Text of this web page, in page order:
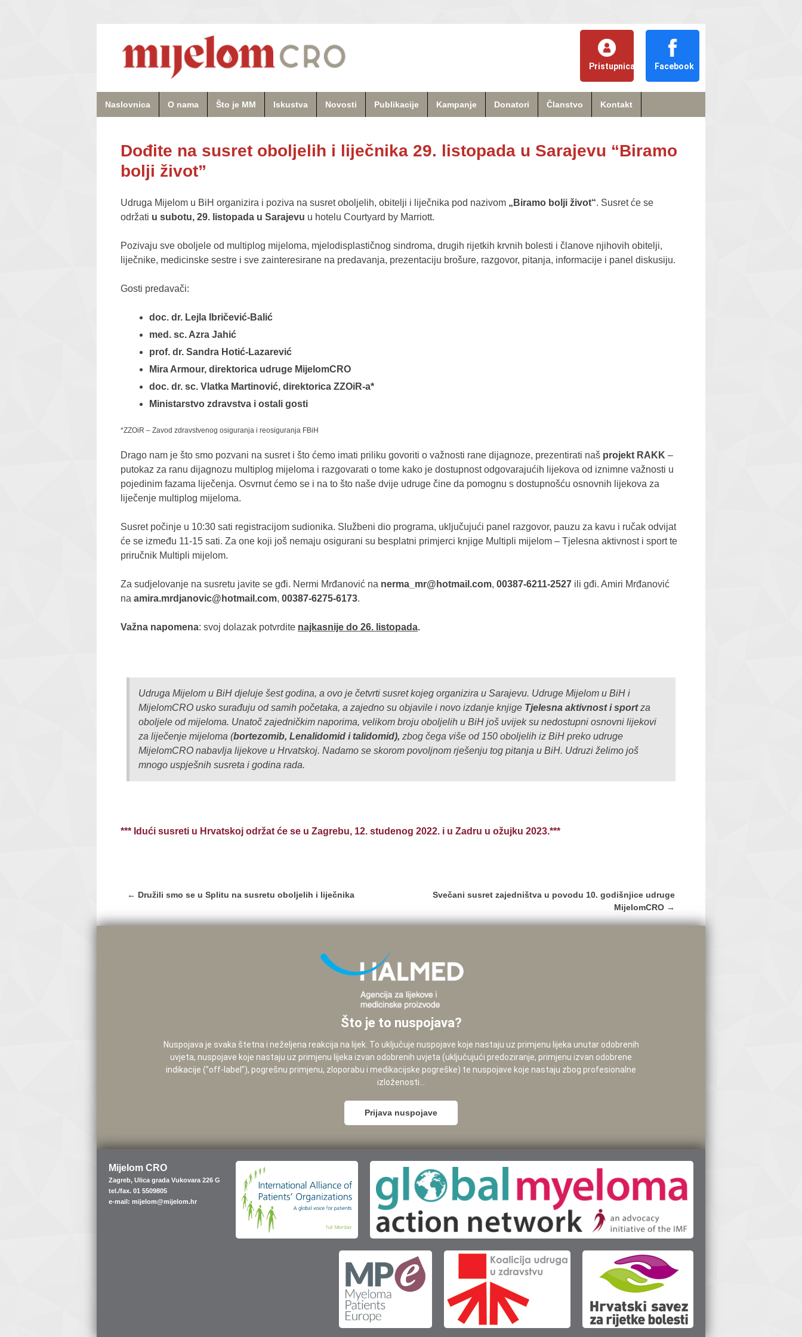
Pristupnica Facebook
Naslovnica O nama Što je MM Iskustva Novosti Publikacije Kampanje Donatori Članstvo Kontakt
Dođite na susret oboljelih i liječnika 29. listopada u Sarajevu “Biramo
bolji život”
Udruga Mijelom u BiH organizira i poziva na susret oboljelih, obitelji i liječnika pod nazivom „Biramo bolji život“. Susret će se
održati u subotu, 29. listopada u Sarajevu u hotelu Courtyard by Marriott.
Pozivaju sve oboljele od multiplog mijeloma, mjelodisplastičnog sindroma, drugih rijetkih krvnih bolesti i članove njihovih obitelji,
liječnike, medicinske sestre i sve zainteresirane na predavanja, prezentaciju brošure, razgovor, pitanja, informacije i panel diskusiju.
Gosti predavači:
doc. dr. Lejla Ibričević-Balić
med. sc. Azra Jahić
prof. dr. Sandra Hotić-Lazarević
Mira Armour, direktorica udruge MijelomCRO
doc. dr. sc. Vlatka Martinović, direktorica ZZOiR-a*
Ministarstvo zdravstva i ostali gosti
*ZZOiR – Zavod zdravstvenog osiguranja i reosiguranja FBiH
Drago nam je što smo pozvani na susret i što ćemo imati priliku govoriti o važnosti rane dijagnoze, prezentirati naš projekt RAKK –
putokaz za ranu dijagnozu multiplog mijeloma i razgovarati o tome kako je dostupnost odgovarajućih lijekova od iznimne važnosti u
pojedinim fazama liječenja. Osvrnut ćemo se i na to što naše dvije udruge čine da pomognu s dostupnošću osnovnih lijekova za
liječenje multiplog mijeloma.
Susret počinje u 10:30 sati registracijom sudionika. Službeni dio programa, uključujući panel razgovor, pauzu za kavu i ručak odvijat
će se između 11-15 sati. Za one koji još nemaju osigurani su besplatni primjerci knjige Multipli mijelom – Tjelesna aktivnost i sport te
priručnik Multipli mijelom.
Za sudjelovanje na susretu javite se gđi. Nermi Mrđanović na nerma_mr@hotmail.com, 00387-6211-2527 ili gđi. Amiri Mrđanović
na amira.mrdjanovic@hotmail.com, 00387-6275-6173.
Važna napomena: svoj dolazak potvrdite najkasnije do 26. listopada.
Udruga Mijelom u BiH djeluje šest godina, a ovo je četvrti susret kojeg organizira u Sarajevu. Udruge Mijelom u BiH i
MijelomCRO usko surađuju od samih početaka, a zajedno su objavile i novo izdanje knjige Tjelesna aktivnost i sportza
oboljele od mijeloma. Unatoč zajedničkim naporima, velikom broju oboljelih u BiH još uvijek su nedostupni osnovni lijekovi
za liječenje mijeloma (bortezomib, Lenalidomid i talidomid), zbog čega više od 150 oboljelih iz BiH preko udruge
MijelomCRO nabavlja lijekove u Hrvatskoj. Nadamo se skorom povoljnom rješenju tog pitanja u BiH. Udruzi želimo još
mnogo uspješnih susreta i godina rada.
*** Idući susreti u Hrvatskoj održat će se u Zagrebu, 12. studenog 2022. i u Zadru u ožujku 2023.***
Post
← Družili smo se u Splitu na susretu oboljelih i liječnika
Svečani susret zajedništva u povodu 10. godišnjice udruge
MijelomCRO →
Što je to nuspojava?
Nuspojava je svaka štetna i neželjena reakcija na lijek. To uključuje nuspojave koje nastaju uz primjenu lijeka unutar odobrenih
uvjeta, nuspojave koje nastaju uz primjenu lijeka izvan odobrenih uvjeta (uključujući predoziranje, primjenu izvan odobrene
indikacije (”off-label”), pogrešnu primjenu, zloporabu i medikacijske pogreške) te nuspojave koje nastaju zbog profesionalne
izloženosti...
Prijava nuspojave
Mijelom CRO
Zagreb, Ulica grada Vukovara 226 G
tel./fax. 01 5509805
e-mail: mijelom@mijelom.hr